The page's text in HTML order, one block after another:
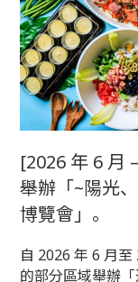
[2026 年 6 月
舉辦「~陽光
博覽會」。
自 2026 年 6 月
的部分區域舉辦